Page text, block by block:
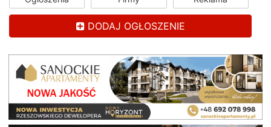
DODAJ OGŁOSZENIE